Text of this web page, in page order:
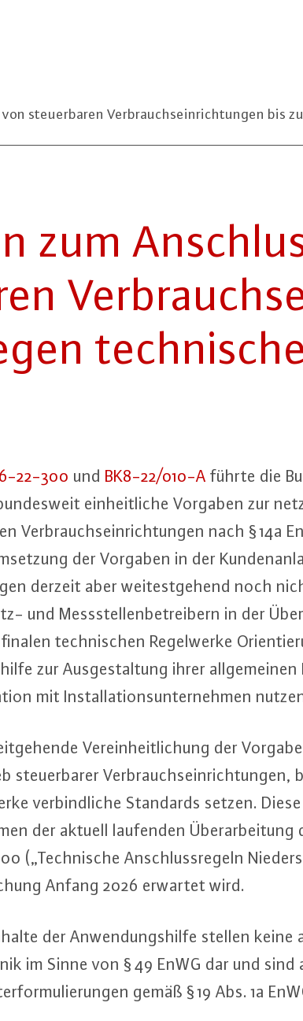
steuerbaren Verbrauchseinrichtungen bis
zum
22-300 und BK8-22/010-A führte die
ein­heit­li­che Vorgaben zur
Ver­brauchs­ein­rich­tun­gen nach § 14a
der Vorgaben in der
derzeit aber wei­test­ge­hend noch
und Mess­stel­len­be­trei­bern in der
tech­ni­schen Re­gel­wer­ke
zur Aus­ge­stal­tung ihrer all­ge­mei­nen
mit In­stal­la­ti­ons­un­ter­neh­men
Ver­ein­heit­li­chung der
steu­er­ba­rer
ver­bind­li­che Standards setzen.
der aktuell laufenden
(„Tech­ni­sche An­schluss­re­geln
Anfang 2026 erwartet wird.
der An­wen­dungs­hil­fe stellen
im Sinne von § 49 EnWG dar und
gemäß § 19 Abs. 1a